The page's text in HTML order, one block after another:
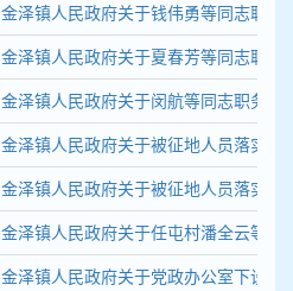
金泽镇人民政府关于钱伟勇等同志职务
金泽镇人民政府关于夏春芳等同志职务
金泽镇人民政府关于闵航等同志职务任
金泽镇人民政府关于被征地人员落实就
金泽镇人民政府关于被征地人员落实就
金泽镇人民政府关于任屯村潘全云等66
金泽镇人民政府关于党政办公室下设接